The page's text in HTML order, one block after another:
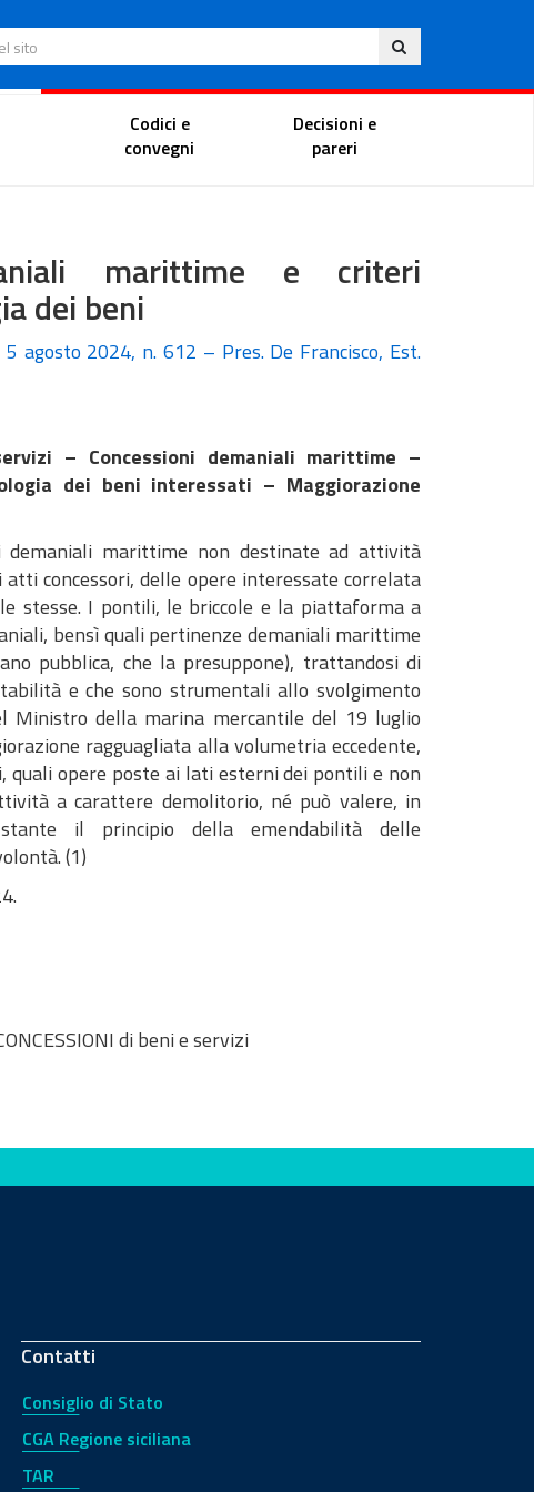
Ita
sito
Portale del magistrato
Codici e
convegni
Decisioni e
pareri
marittime e criteri
dei beni
agosto 2024, n. 612 – Pres. De Francisco, Est.
– Concessioni demaniali marittime –
dei beni interessati – Maggiorazione
marittime non destinate ad attività
concessori, delle opere interessate correlata
stesse. I pontili, le briccole e la piattaforma a
bensì quali pertinenze demaniali marittime
pubblica, che la presuppone), trattandosi di
e che sono strumentali allo svolgimento
Ministro della marina mercantile del 19 luglio
ragguagliata alla volumetria eccedente,
quali opere poste ai lati esterni dei pontili e non
a carattere demolitorio, né può valere, in
il principio della emendabilità delle
(1)
di beni e servizi
Contatti
Consiglio di Stato
CGA Regione siciliana
TAR